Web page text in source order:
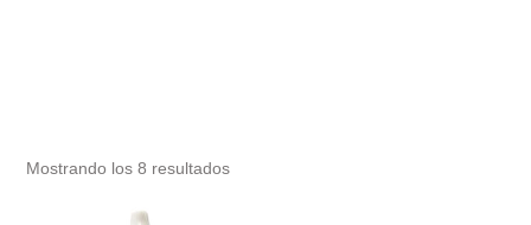
Mostrando los 8 resultados